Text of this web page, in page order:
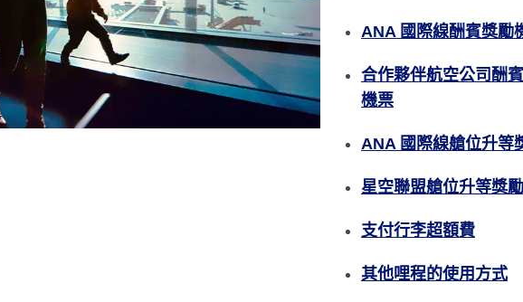
ANA 國際線酬賓獎勵
合作夥伴航空公司酬
機票
ANA 國際線艙位升等
星空聯盟艙位升等獎勵
支付行李超額費
其他哩程的使用方式